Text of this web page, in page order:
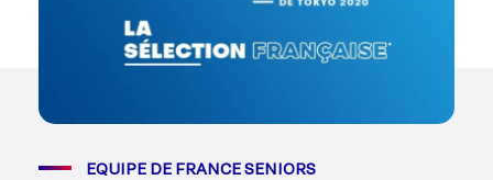
EQUIPE DE FRANCE SENIORS